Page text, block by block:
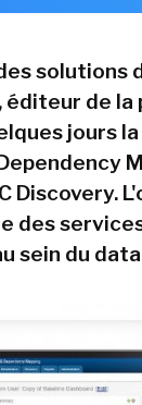
solutions
éditeur de
jours
Discovery.
des
sein du